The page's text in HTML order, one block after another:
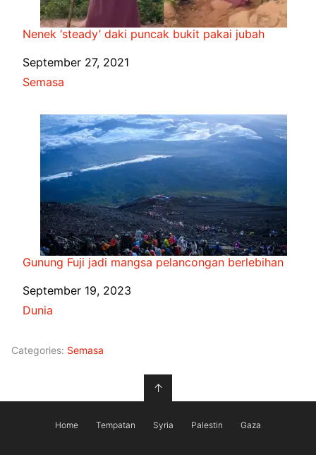
Nenek ‘steady’ daki puncak bukit pakai jubah
Date
September 27, 2021
In relation to
Semasa
Gunung Fuji jadi mangsa pelancongan berlebihan
Date
September 19, 2023
In relation to
Dunia
Categories: Semasa
↑
Home Tempatan Syria Palestin Gaza